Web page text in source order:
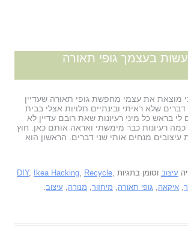
בעצמך גופי תאורה
מוצאת את עצמי מחפשת גופי תאורה שעדיין
שלא ראיתי ובינתיים תלויות אצלי בבית
לי בראש כל מיני רעיונות שאת רובם עדיין לא
כמה רעיונות כבר מימשתי ואראה אותם כאן. חוץ
עיצובים מנחים אותי שני דברים. הראשון הוא
עיצוב וסומן בתגיות DIY, Ikea Hacking, Recycle,
, איקאה, גופי תאורה, מיחזור, מנורה, עיצוב.